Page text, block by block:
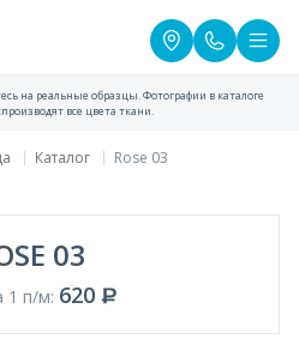
на реальные образцы. Фотографии в каталоге
все цвета ткани.
Каталог Rose 03
03
1 п/м: 620